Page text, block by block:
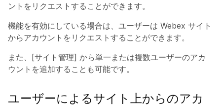
ントをリクエストすることができます。
機能を有効にしている場合は、ユーザーは Webex サイト
からアカウントをリクエストすることができます。
また、[サイト管理] から単一または複数ユーザーのアカ
ウントを追加することも可能です。
ユーザーによるサイト上からのアカ